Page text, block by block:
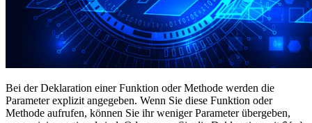
Bei der Deklaration einer Funktion oder Methode werden die
Parameter explizit angegeben. Wenn Sie diese Funktion oder
Methode aufrufen, können Sie ihr weniger Parameter übergeben,